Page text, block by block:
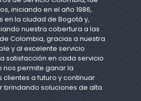
iniciando en el año 1986,
la ciudad de Bogotá y,
nuestra cobertura a las
Colombia, gracias a nuestra
y al excelente servicio
satisfacción en cada servicio
nos permite ganar la
a futuro y continuar
brindando soluciones de alta